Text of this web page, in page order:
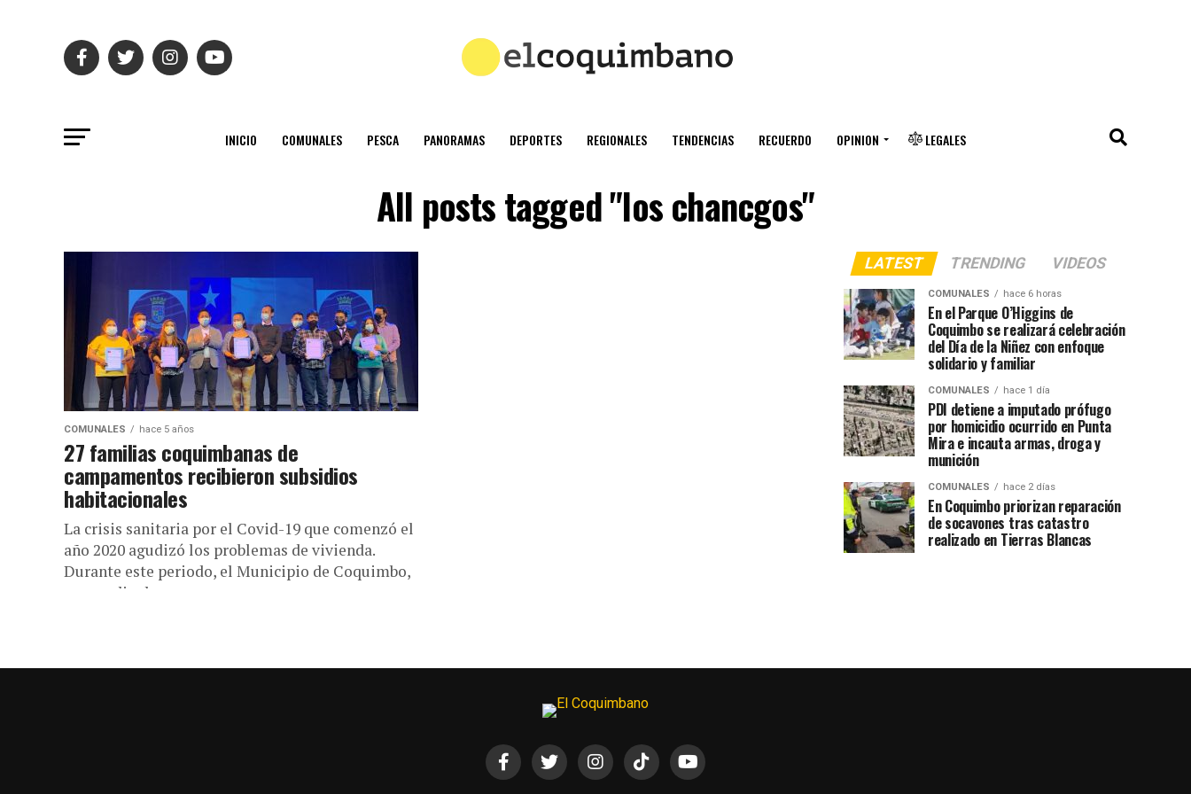
INICIO COMUNALES PESCA PANORAMAS DEPORTES REGIONALES TENDENCIAS RECUERDO OPINION LEGALES
All posts tagged "los chancgos"
COMUNALES hace 5 años
27 familias coquimbanas de
campamentos recibieron subsidios
habitacionales
La crisis sanitaria por el Covid-19 que comenzó el
año 2020 agudizó los problemas de vivienda.
Durante este periodo, el Municipio de Coquimbo,
por medio de...
LATEST TRENDING VIDEOS
COMUNALES hace 6 horas
En el Parque O’Higgins de
Coquimbo se realizará celebración
del Día de la Niñez con enfoque
solidario y familiar
COMUNALES hace 1 día
PDI detiene a imputado prófugo
por homicidio ocurrido en Punta
Mira e incauta armas, droga y
munición
COMUNALES hace 2 días
En Coquimbo priorizan reparación
de socavones tras catastro
realizado en Tierras Blancas